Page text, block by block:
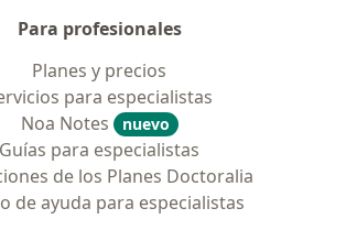
Para profesionales
Planes y precios
para especialistas
Noa Notes
nuevo
Guías para especialistas
de los Planes Doctoralia
de ayuda para especialistas